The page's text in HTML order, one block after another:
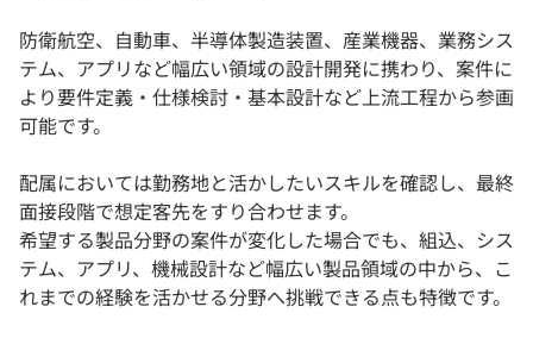
防衛航空、自動車、半導体製造装置、産業機器、業務シス
テム、アプリなど幅広い領域の設計開発に携わり、案件に
より要件定義・仕様検討・基本設計など上流工程から参画
可能です。
配属においては勤務地と活かしたいスキルを確認し、最終
面接段階で想定客先をすり合わせます。
希望する製品分野の案件が変化した場合でも、組込、シス
テム、アプリ、機械設計など幅広い製品領域の中から、こ
れまでの経験を活かせる分野へ挑戦できる点も特徴です。